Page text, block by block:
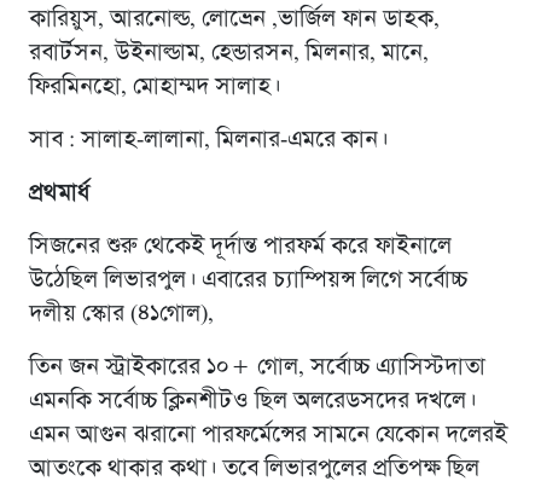
কারিয়ুস, আরনোল্ড, লোভ্রেন ,ভার্জিল ফান ডাহক,
রবার্টসন, উইনাল্ডাম, হেন্ডারসন, মিলনার, মানে,
ফিরমিনহো, মোহাম্মদ সালাহ।
সাব : সালাহ-লালানা, মিলনার-এমরে কান।
প্রথমার্ধ
সিজনের শুরু থেকেই দূর্দান্ত পারফর্ম করে ফাইনালে
উঠেছিল লিভারপুল। এবারের চ্যাম্পিয়ন্স লিগে সর্বোচ্চ
দলীয় স্কোর (৪১গোল),
তিন জন স্ট্রাইকারের ১০+ গোল, সর্বোচ্চ এ্যাসিস্টদাতা
এমনকি সর্বোচ্চ ক্লিনশীটও ছিল অলরেডসদের দখলে।
এমন আগুন ঝরানো পারফর্মেন্সের সামনে যেকোন দলেরই
আতংকে থাকার কথা। তবে লিভারপুলের প্রতিপক্ষ ছিল